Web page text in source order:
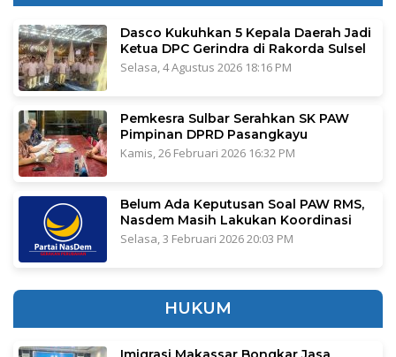
Dasco Kukuhkan 5 Kepala Daerah Jadi
Ketua DPC Gerindra di Rakorda Sulsel
Selasa, 4 Agustus 2026 18:16 PM
Pemkesra Sulbar Serahkan SK PAW
Pimpinan DPRD Pasangkayu
Kamis, 26 Februari 2026 16:32 PM
Belum Ada Keputusan Soal PAW RMS,
Nasdem Masih Lakukan Koordinasi
Selasa, 3 Februari 2026 20:03 PM
HUKUM